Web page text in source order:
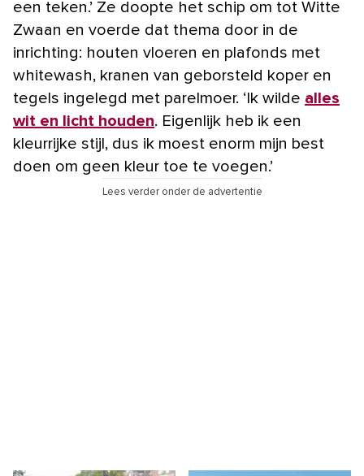
een teken.’ Ze doopte het schip om tot Witte
Zwaan en voerde dat thema door in de
inrichting: houten vloeren en plafonds met
whitewash, kranen van geborsteld koper en
tegels ingelegd met parelmoer. ‘Ik wilde alles
wit en licht houden. Eigenlijk heb ik een
kleurrijke stijl, dus ik moest enorm mijn best
doen om geen kleur toe te voegen.’
Lees verder onder de advertentie